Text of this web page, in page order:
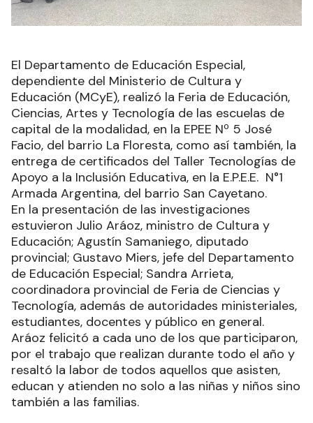
El Departamento de Educación Especial,
dependiente del Ministerio de Cultura y
Educación (MCyE), realizó la Feria de Educación,
Ciencias, Artes y Tecnología de las escuelas de
capital de la modalidad, en la EPEE Nº 5 José
Facio, del barrio La Floresta, como así también, la
entrega de certificados del Taller Tecnologías de
Apoyo a la Inclusión Educativa, en la E.P.E.E. N°1
Armada Argentina, del barrio San Cayetano.
En la presentación de las investigaciones
estuvieron Julio Aráoz, ministro de Cultura y
Educación; Agustín Samaniego, diputado
provincial; Gustavo Miers, jefe del Departamento
de Educación Especial; Sandra Arrieta,
coordinadora provincial de Feria de Ciencias y
Tecnología, además de autoridades ministeriales,
estudiantes, docentes y público en general.
Aráoz felicitó a cada uno de los que participaron,
por el trabajo que realizan durante todo el año y
resaltó la labor de todos aquellos que asisten,
educan y atienden no solo a las niñas y niños sino
también a las familias.